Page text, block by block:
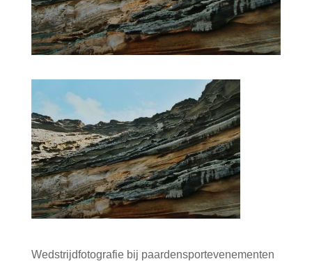
Wedstrijdfotografie bij paardensportevenementen